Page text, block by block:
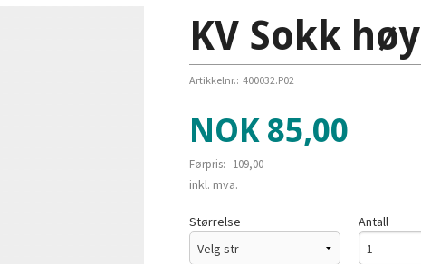
KV Sokk høy
Artikkelnr.: 400032.P02
Tilbud
NOK 85,00
Førpris: 109,00
Rabatt
inkl. mva.
Størrelse Antall